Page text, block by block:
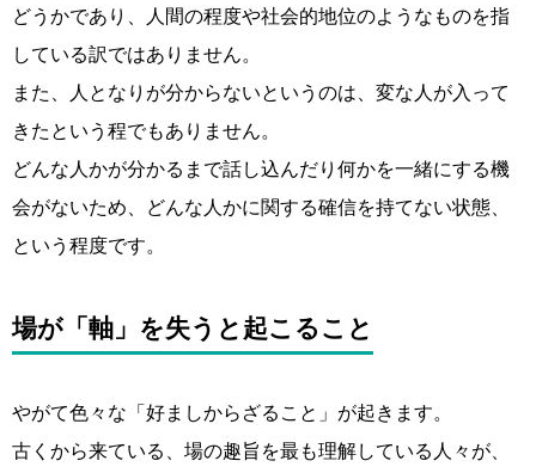
どうかであり、人間の程度や社会的地位のようなものを指
している訳ではありません。
また、人となりが分からないというのは、変な人が入って
きたという程でもありません。
どんな人かが分かるまで話し込んだり何かを一緒にする機
会がないため、どんな人かに関する確信を持てない状態、
という程度です。
場が「軸」を失うと起こること
やがて色々な「好ましからざること」が起きます。
古くから来ている、場の趣旨を最も理解している人々が、